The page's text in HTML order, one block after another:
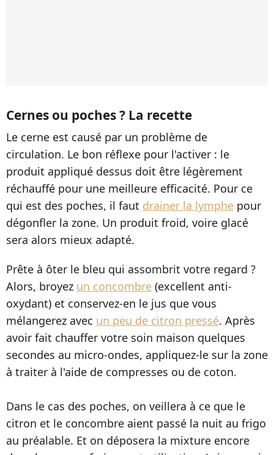
Cernes ou poches ? La recette
Le cerne est causé par un problème de
circulation. Le bon réflexe pour l'activer : le
produit appliqué dessus doit être légèrement
réchauffé pour une meilleure efficacité. Pour ce
qui est des poches, il faut drainer la lymphe pour
dégonfler la zone. Un produit froid, voire glacé
sera alors mieux adapté.
Prête à ôter le bleu qui assombrit votre regard ?
Alors, broyez un concombre (excellent anti-
oxydant) et conservez-en le jus que vous
mélangerez avec un peu de citron pressé. Après
avoir fait chauffer votre soin maison quelques
secondes au micro-ondes, appliquez-le sur la zone
à traiter à l'aide de compresses ou de coton.
Dans le cas des poches, on veillera à ce que le
citron et le concombre aient passé la nuit au frigo
au préalable. Et on déposera la mixture encore